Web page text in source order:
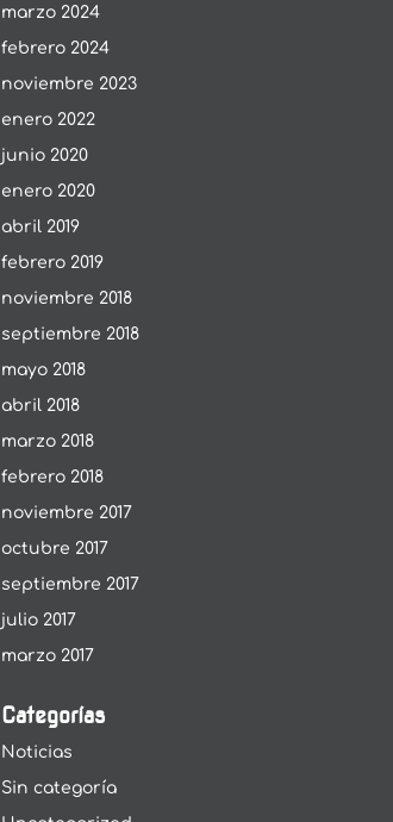
marzo 2024
febrero 2024
noviembre 2023
enero 2022
junio 2020
enero 2020
abril 2019
febrero 2019
noviembre 2018
septiembre 2018
mayo 2018
abril 2018
marzo 2018
febrero 2018
noviembre 2017
octubre 2017
septiembre 2017
julio 2017
marzo 2017
Categorías
Noticias
Sin categoría